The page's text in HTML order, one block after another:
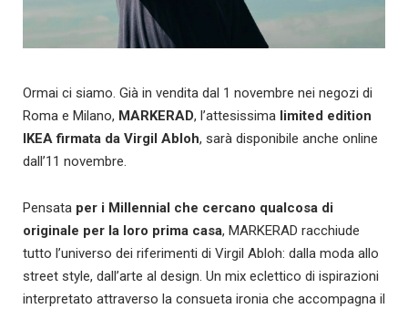
Ormai ci siamo. Già in vendita dal 1 novembre nei negozi di
Roma e Milano, MARKERAD, l’attesissima limited edition
IKEA firmata da Virgil Abloh, sarà disponibile anche online
dall’11 novembre.
Pensata per i Millennial che cercano qualcosa di
originale per la loro prima casa, MARKERAD racchiude
tutto l’universo dei riferimenti di Virgil Abloh: dalla moda allo
street style, dall’arte al design. Un mix eclettico di ispirazioni
interpretato attraverso la consueta ironia che accompagna il